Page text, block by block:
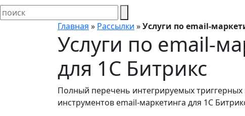
Главная » Рассылки »Услуги по email-
Услуги по email-маркетингу
Услуги по email-
для 1C Битрикс
Полный перечень интегрируемых
инструментов email-маркетинга для 1C